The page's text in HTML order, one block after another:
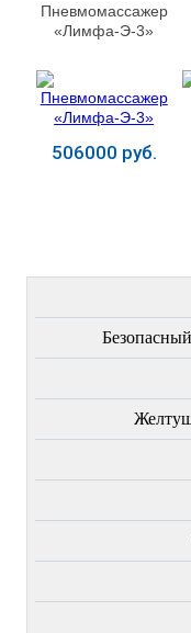
Пневмомассажер
«Лимфа-Э-3»
506000 руб.